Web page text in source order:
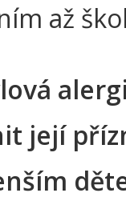
až
její